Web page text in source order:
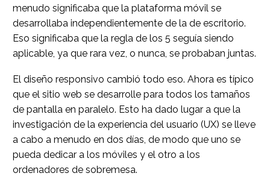
menudo significaba que la plataforma móvil se
desarrollaba independientemente de la de escritorio.
Eso significaba que la regla de los 5 seguía siendo
aplicable, ya que rara vez, o nunca, se probaban juntas.
El diseño responsivo cambió todo eso. Ahora es típico
que el sitio web se desarrolle para todos los tamaños
de pantalla en paralelo. Esto ha dado lugar a que la
investigación de la experiencia del usuario (UX) se lleve
a cabo a menudo en dos días, de modo que uno se
pueda dedicar a los móviles y el otro a los
ordenadores de sobremesa.